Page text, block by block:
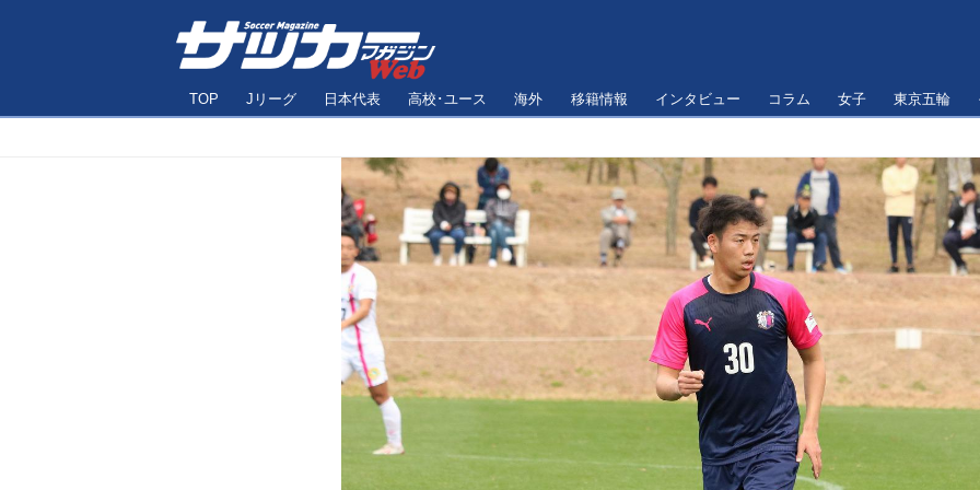
TOP Jリーグ 日本代表 高校･ユース 海外 移籍情報 インタビュー コラム 女子 東京五輪